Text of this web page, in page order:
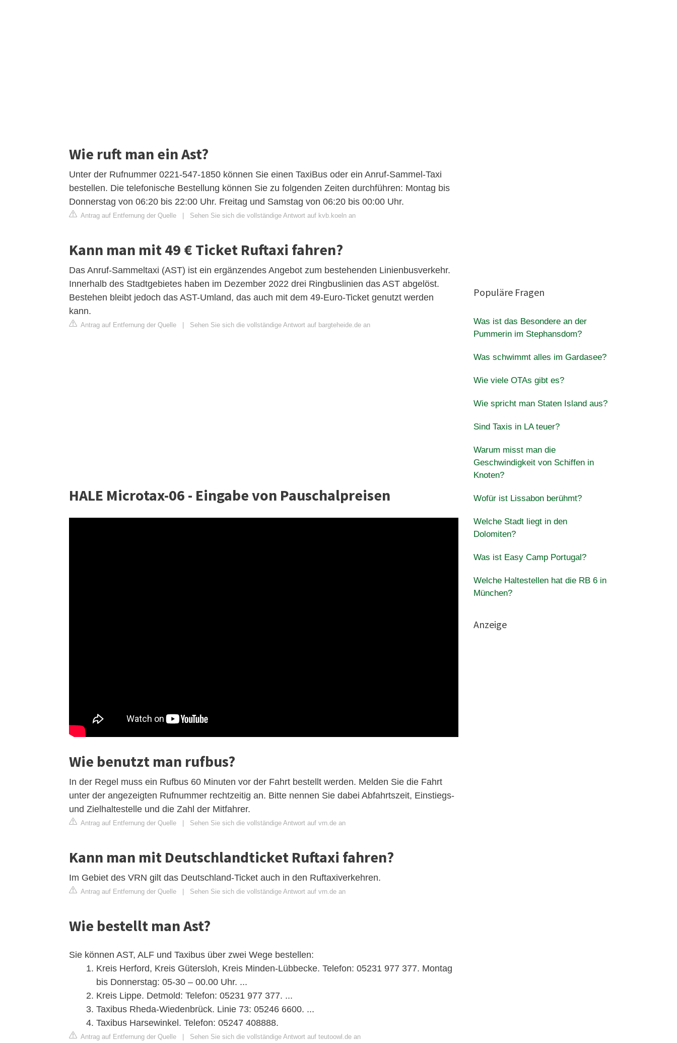
Wie ruft man ein Ast?
Unter der Rufnummer 0221-547-1850 können Sie einen TaxiBus oder ein Anruf-Sammel-Taxi
bestellen. Die telefonische Bestellung können Sie zu folgenden Zeiten durchführen: Montag bis
Donnerstag von 06:20 bis 22:00 Uhr. Freitag und Samstag von 06:20 bis 00:00 Uhr.
Antrag auf Entfernung der Quelle Sehen Sie sich die vollständige Antwort auf kvb.koeln an
Kann man mit 49 € Ticket Ruftaxi fahren?
Das Anruf-Sammeltaxi (AST) ist ein ergänzendes Angebot zum bestehenden Linienbusverkehr.
Innerhalb des Stadtgebietes haben im Dezember 2022 drei Ringbuslinien das AST abgelöst.
Bestehen bleibt jedoch das AST-Umland, das auch mit dem 49-Euro-Ticket genutzt werden
kann.
Antrag auf Entfernung der Quelle Sehen Sie sich die vollständige Antwort auf bargteheide.de an
HALE Microtax-06 - Eingabe von Pauschalpreisen
Wie benutzt man rufbus?
In der Regel muss ein Rufbus 60 Minuten vor der Fahrt bestellt werden. Melden Sie die Fahrt
unter der angezeigten Rufnummer rechtzeitig an. Bitte nennen Sie dabei Abfahrtszeit, Einstiegs-
und Zielhaltestelle und die Zahl der Mitfahrer.
Antrag auf Entfernung der Quelle | Sehen Sie sich die vollständige Antwort auf vrn.de an
Kann man mit Deutschlandticket Ruftaxi fahren?
Im Gebiet des VRN gilt das Deutschland-Ticket auch in den Ruftaxiverkehren.
Antrag auf Entfernung der Quelle | Sehen Sie sich die vollständige Antwort auf vrn.de an
Wie bestellt man Ast?
Sie können AST, ALF und Taxibus über zwei Wege bestellen:
Kreis Herford, Kreis Gütersloh, Kreis Minden-Lübbecke. Telefon: 05231 977 377. Montag
bis Donnerstag: 05-30 – 00.00 Uhr. ...
Kreis Lippe. Detmold: Telefon: 05231 977 377. ...
Taxibus Rheda-Wiedenbrück. Linie 73: 05246 6600. ...
Taxibus Harsewinkel. Telefon: 05247 408888.
Antrag auf Entfernung der Quelle | Sehen Sie sich die vollständige Antwort auf teutoowl.de an
Populäre Fragen
Was ist das Besondere an der
Pummerin im Stephansdom?
Was schwimmt alles im Gardasee?
Wie viele OTAs gibt es?
Wie spricht man Staten Island aus?
Sind Taxis in LA teuer?
Warum misst man die
Geschwindigkeit von Schiffen in
Knoten?
Wofür ist Lissabon berühmt?
Welche Stadt liegt in den
Dolomiten?
Was ist Easy Camp Portugal?
Welche Haltestellen hat die RB 6 in
München?
Anzeige